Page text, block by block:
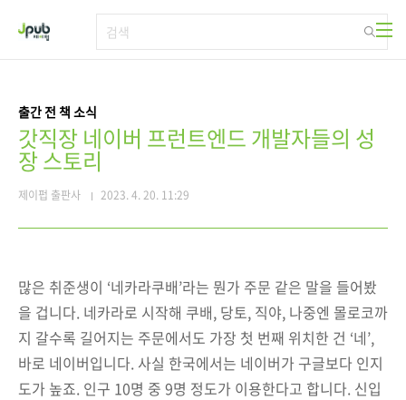
출간 전 책 소식
갓직장 네이버 프런트엔드 개발자들의 성
장 스토리
제이펍 출판사 2023. 4. 20. 11:29
많은 취준생이 ‘네카라쿠배’라는 뭔가 주문 같은 말을 들어봤
을 겁니다. 네카라로 시작해 쿠배, 당토, 직야, 나중엔 몰로코까
지 갈수록 길어지는 주문에서도 가장 첫 번째 위치한 건 ‘네’,
바로 네이버입니다. 사실 한국에서는 네이버가 구글보다 인지
도가 높죠. 인구 10명 중 9명 정도가 이용한다고 합니다. 신입